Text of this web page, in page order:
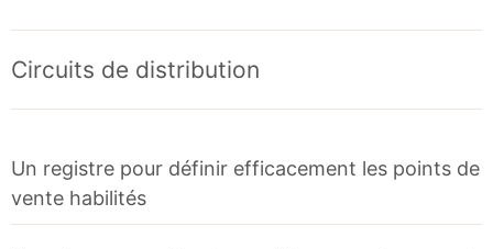
Circuits de distribution
Un registre pour définir efficacement les points de
vente habilités